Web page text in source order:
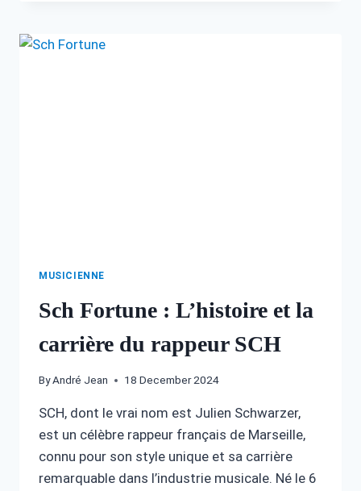
CARRIÈRE
MUSICIENNE
Sch Fortune : L’histoire et la
carrière du rappeur SCH
ByAndré Jean 18 December 2024
SCH, dont le vrai nom est Julien Schwarzer,
est un célèbre rappeur français de Marseille,
connu pour son style unique et sa carrière
remarquable dans l’industrie musicale. Né le 6